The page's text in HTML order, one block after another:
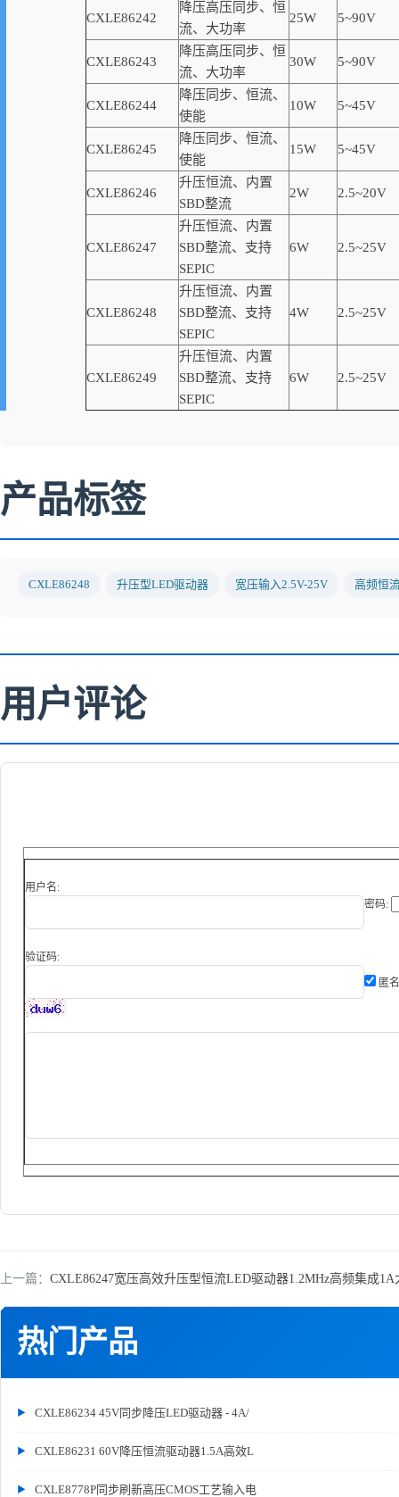
热门产品
CXLE86234 45V同步降压LED驱动器 - 4A/
CXLE86231 60V降压恒流驱动器1.5A高效L
CXLE8778P同步刷新高压CMOS工艺输入电
CXLE86242
降压高压同步、恒
流、大功率
25W 5~90V
CXLE86243
降压高压同步、恒
流、大功率
30W 5~90V
CXLE86244
降压同步、恒流、
使能
10W 5~45V
CXLE86245
降压同步、恒流、
使能
15W 5~45V
CXLE86246
升压恒流、内置
SBD整流
2W 2.5~20V
CXLE86247
升压恒流、内置
SBD整流、支持
SEPIC
6W 2.5~25V
CXLE86248
升压恒流、内置
SBD整流、支持
SEPIC
4W 2.5~25V
CXLE86249
升压恒流、内置
SBD整流、支持
SEPIC
6W 2.5~25V
产品标签
CXLE86248 升压型LED驱动器 宽压输入2.5V-25V 高频恒
用户评论
用户名:
密码:
验证码:
匿
上一篇： CXLE86247宽压高效升压型恒流LED驱动器1.2MHz高频集成1A